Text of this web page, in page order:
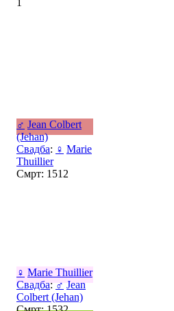
1
♂ Jean Colbert
(Jehan)
Свадба: ♀ Marie
Thuillier
Смрт: 1512
♀ Marie Thuillier
Свадба:♂ Jean
Colbert (Jehan)